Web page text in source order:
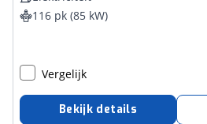
116 pk (85 kW)
Vergelijk
Bekijk details